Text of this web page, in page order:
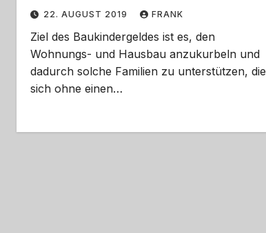
22. AUGUST 2019 FRANK
Ziel des Baukindergeldes ist es, den
Wohnungs- und Hausbau anzukurbeln und
dadurch solche Familien zu unterstützen, die
sich ohne einen…